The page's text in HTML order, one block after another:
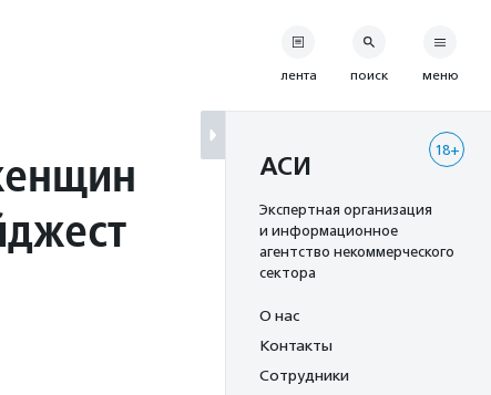
лента поиск меню
18+
АСИ
Экспертная организация
и информационное
агентство некоммерческого
сектора
О нас
Контакты
Сотрудники